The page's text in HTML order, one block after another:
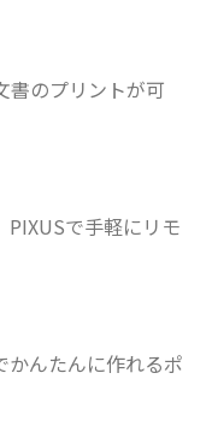
書のプリントが可
で手軽にリモ
かんたんに作れるポ